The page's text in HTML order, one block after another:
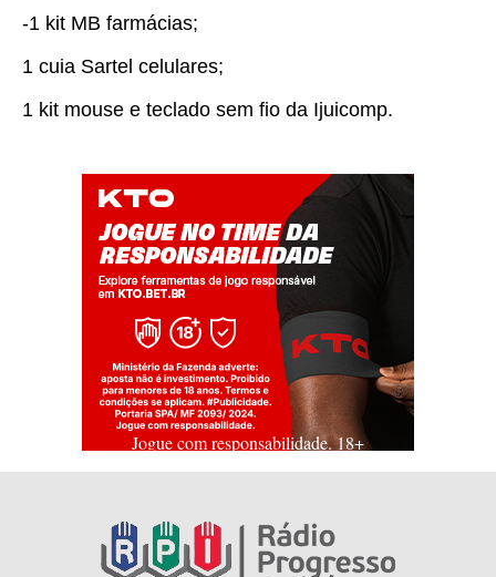
-1 kit MB farmácias;
1 cuia Sartel celulares;
1 kit mouse e teclado sem fio da Ijuicomp.
Jogue com responsabilidade. 18+